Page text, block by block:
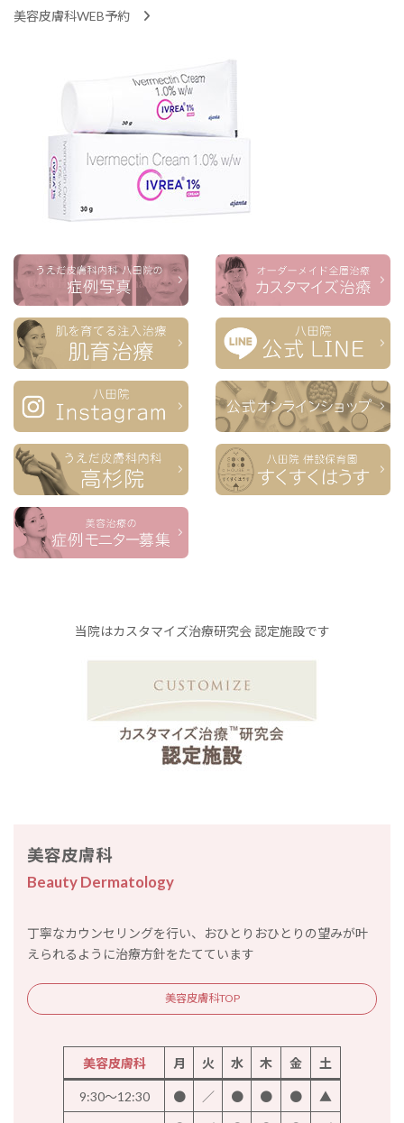
美容皮膚科WEB予約
当院はカスタマイズ治療研究会 認定施設です
美容皮膚科
Beauty Dermatology
丁寧なカウンセリングを行い、おひとりおひとりの望みが叶
えられるように治療方針をたてています
美容皮膚科TOP
美容皮膚科 月 火 水 木 金 土
9:30～12:30 ● ／ ● ● ● ▲